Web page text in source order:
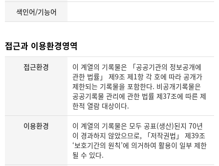
색인어/기능어
접근과 이용환경영역
접근환경
이 계열의 기록물은 「공공기관의 정보공개에
관한 법률」 제9조 제1항 각 호에 따라 공개가
제한되는 기록물을 포함한다. 비공개기록물은
공공기록물 관리에 관한 법률 제37조에 따른 제
한적 열람 대상이다.
이용환경
이 계열의 기록물은 모두 공표(생산)된지 70년
이 경과하지 않았으므로, 「저작권법」 제39조
‘보호기간의 원칙’에 의거하여 활용이 일부 제한
될 수 있다.